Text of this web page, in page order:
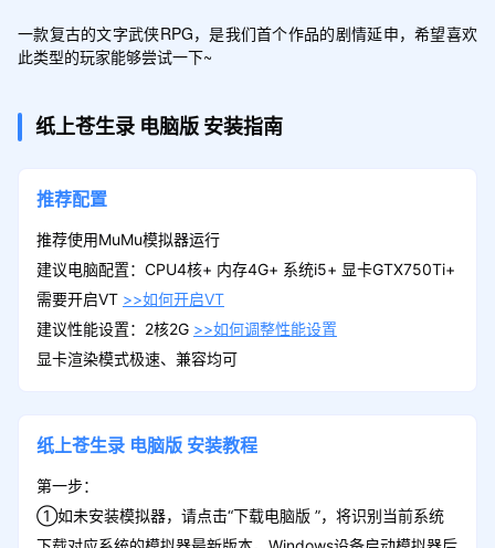
一款复古的文字武侠RPG，是我们首个作品的剧情延申，希望喜欢
此类型的玩家能够尝试一下~
纸上苍生录 电脑版 安装指南
推荐配置
推荐使用MuMu模拟器运行
建议电脑配置：CPU4核+ 内存4G+ 系统i5+ 显卡GTX750Ti+
需要开启VT >>如何开启VT
建议性能设置：2核2G >>如何调整性能设置
显卡渲染模式极速、兼容均可
纸上苍生录 电脑版 安装教程
第一步：
①如未安装模拟器，请点击“下载电脑版 ”，将识别当前系统